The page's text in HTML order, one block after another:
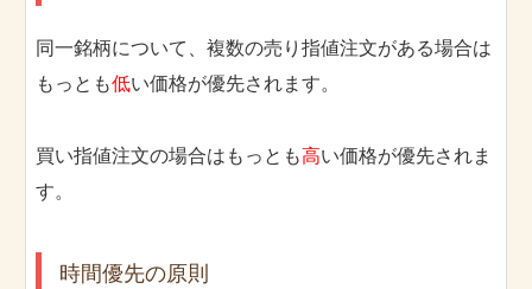
同一銘柄について、複数の売り指値注文がある場合は
もっとも低い価格が優先されます。
買い指値注文の場合はもっとも高い価格が優先されま
す。
時間優先の原則